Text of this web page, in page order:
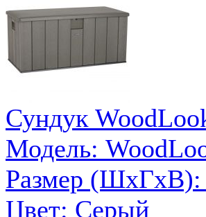
Сундук
Модель:
Размер
Цвет: Серый